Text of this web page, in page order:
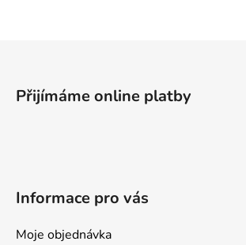
Přijímáme online platby
Informace pro vás
Moje objednávka